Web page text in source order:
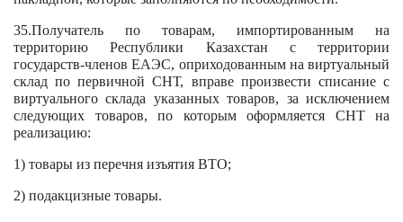
35.Получатель по товарам, импортированным на
территорию Республики Казахстан с территории
государств-членов ЕАЭС, оприходованным на виртуальный
склад по первичной СНТ, вправе произвести списание с
виртуального склада указанных товаров, за исключением
следующих товаров, по которым оформляется СНТ на
реализацию:
1) товары из перечня изъятия ВТО;
2) подакцизные товары.